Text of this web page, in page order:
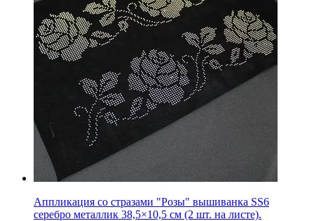
Аппликация со стразами "Розы" вышиванка SS6
серебро металлик 38,5×10,5 см (2 шт. на листе).